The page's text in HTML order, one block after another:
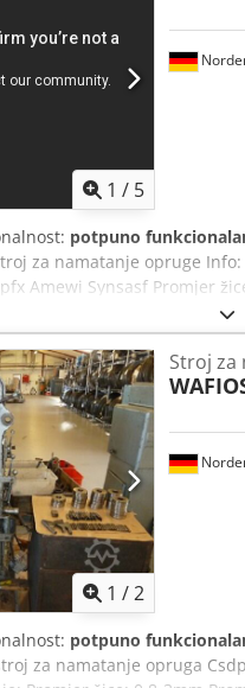
1 / 5
potpuno
za namatanje opruge Info:
Amewi Synsasf Promjer
max 150 mm Učinak -
1 /2
Stroj za
potpuno
za namatanje opruga